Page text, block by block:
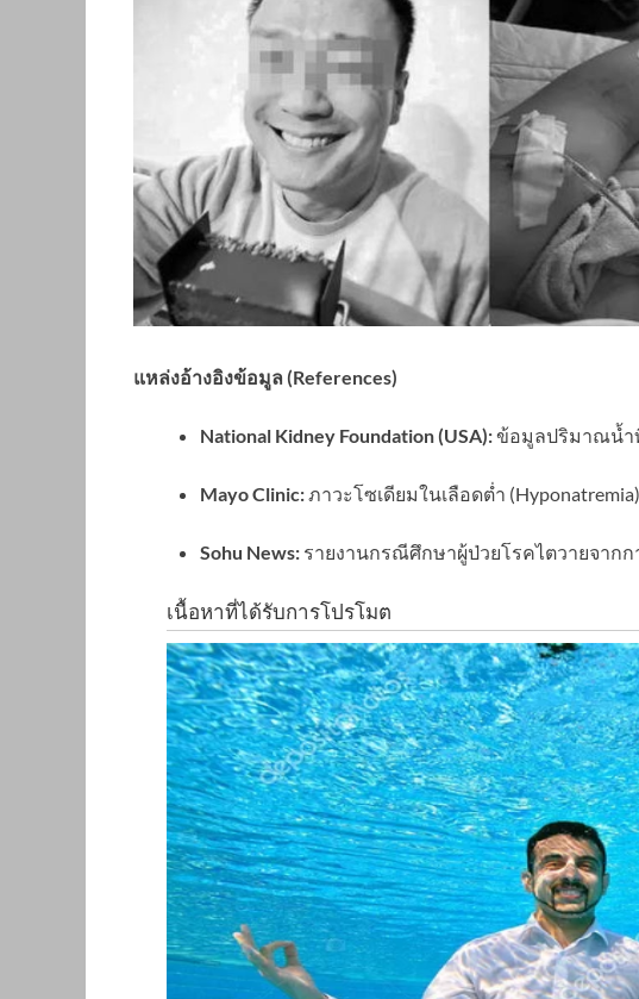
แหล่งอ้างอิงข้อมูล (References)
National Kidney Foundation (USA):ข้อมูลปริมาณน้ำ
Mayo Clinic: ภาวะโซเดียมในเลือดต่ำ
Sohu News: รายงานกรณีศึกษาผู้ป่วยโรคไตวายจาก